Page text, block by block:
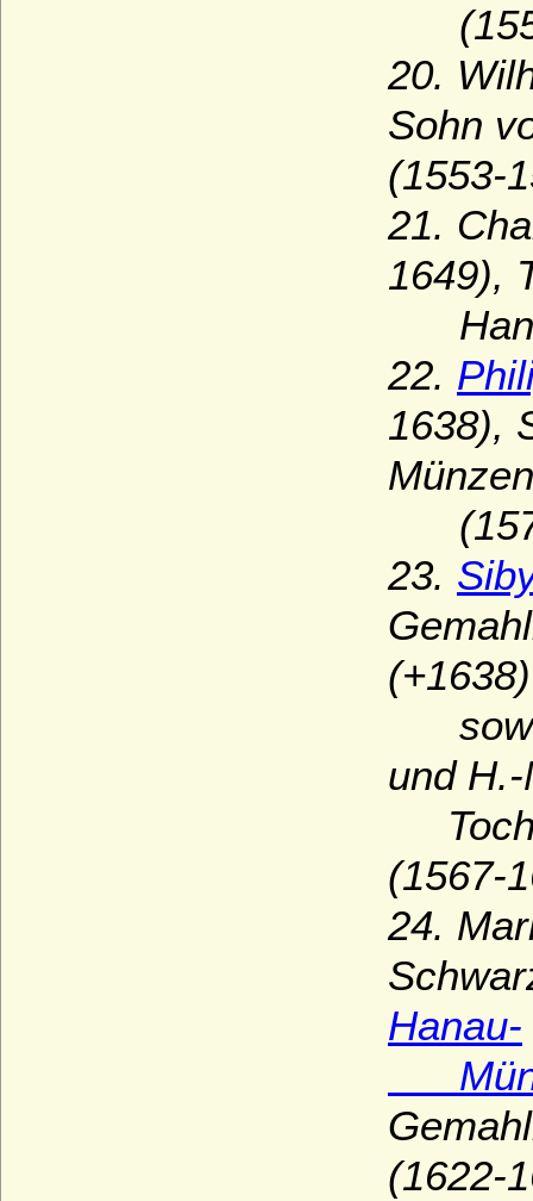
20.
Sohn
(1553-
21.
1649),
22.
1638),
23.
(+1638)
und
(1567-
24.
Hanau-
(1622-